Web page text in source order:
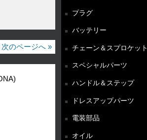
次のページへ »
プラグ
バッテリー
チェーン＆スプロケット
スペシャルパーツ
ハンドル＆ステップ
ドレスアップパーツ
電装部品
オイル